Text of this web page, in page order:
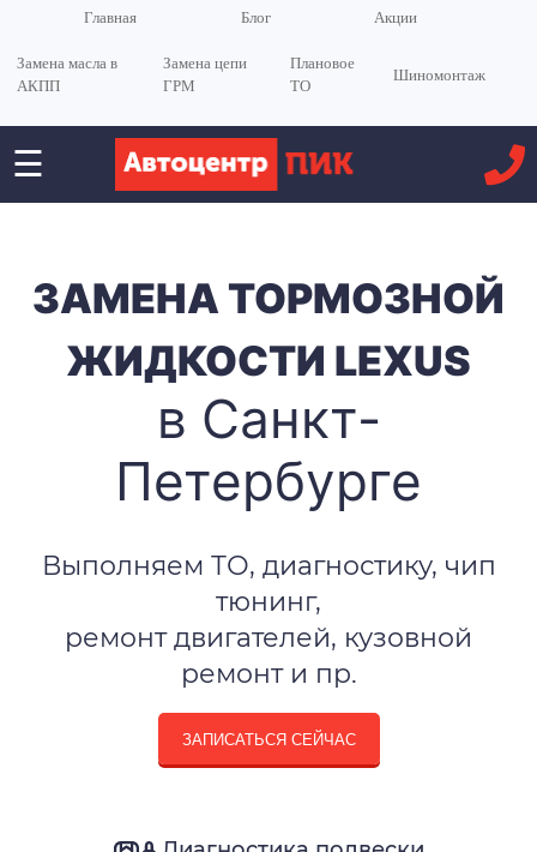
Главная Блог Акции
Замена масла в
АКПП
Замена цепи
ГРМ
Плановое
ТО
Шиномонтаж
☰
ЗАМЕНА ТОРМОЗНОЙ
ЖИДКОСТИ LEXUS
в Санкт-
Петербурге
Выполняем ТО, диагностику, чип
тюнинг,
ремонт двигателей, кузовной
ремонт и пр.
ЗАПИСАТЬСЯ СЕЙЧАС